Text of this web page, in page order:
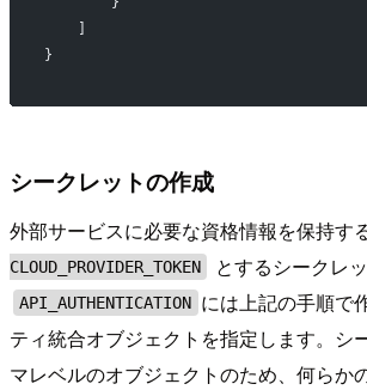
}
シークレットの作成
外部サービスに必要な資格情報を保持す
CLOUD_PROVIDER_TOKEN
とするシークレ
API_AUTHENTICATION には上記の手順で
ティ統合オブジェクトを指定します。シ
マレベルのオブジェクトのため、何らか